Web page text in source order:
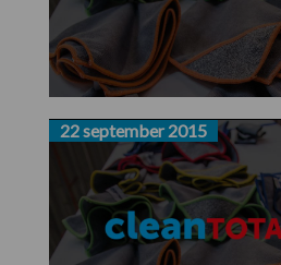
22 september 2015